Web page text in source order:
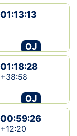
01:13:13
OJ
01:18:28
+38:58
OJ
00:59:26
+12:20